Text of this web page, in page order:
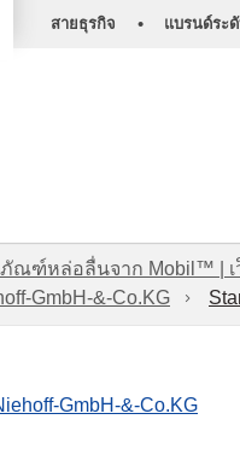
สายธุรกิจ • แบรนด์ระ
ฑ์หล่อลื่นจาก Mobil™ | เ
GmbH-&-Co.KG
GmbH-&-Co.KG